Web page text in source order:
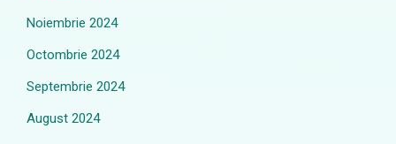
Noiembrie 2024
Octombrie 2024
Septembrie 2024
August 2024